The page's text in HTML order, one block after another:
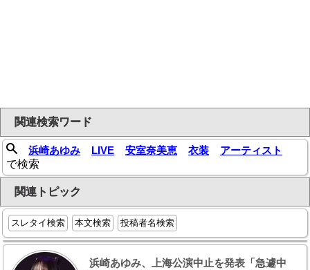
関連検索ワード
浜崎あゆみ LIVE 安室奈美恵 衣装
アーティスト
で検索
関連トピック
スレタイ検索 本文検索 投稿者名検索
浜崎あゆみ、上海公演中止を発表「急遽中